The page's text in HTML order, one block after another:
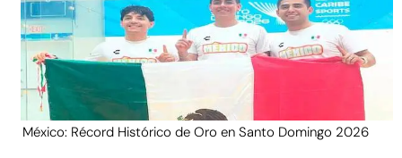
México: Récord Histórico de Oro en Santo Domingo 2026